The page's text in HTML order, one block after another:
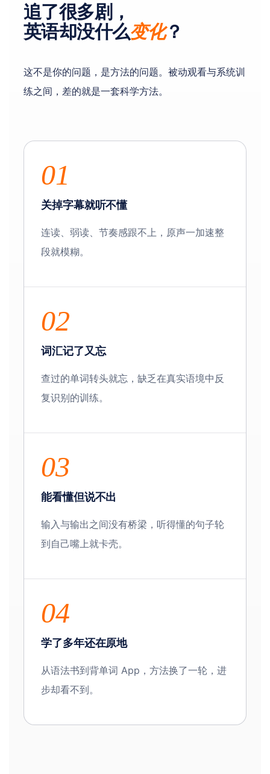
追了很多剧，
英语却没什么变化？
这不是你的问题，是方法的问题。被动观看与系统训
练之间，差的就是一套科学方法。
01
关掉字幕就听不懂
连读、弱读、节奏感跟不上，原声一加速整
段就模糊。
02
词汇记了又忘
查过的单词转头就忘，缺乏在真实语境中反
复识别的训练。
03
能看懂但说不出
输入与输出之间没有桥梁，听得懂的句子轮
到自己嘴上就卡壳。
04
学了多年还在原地
从语法书到背单词 App，方法换了一轮，进
步却看不到。